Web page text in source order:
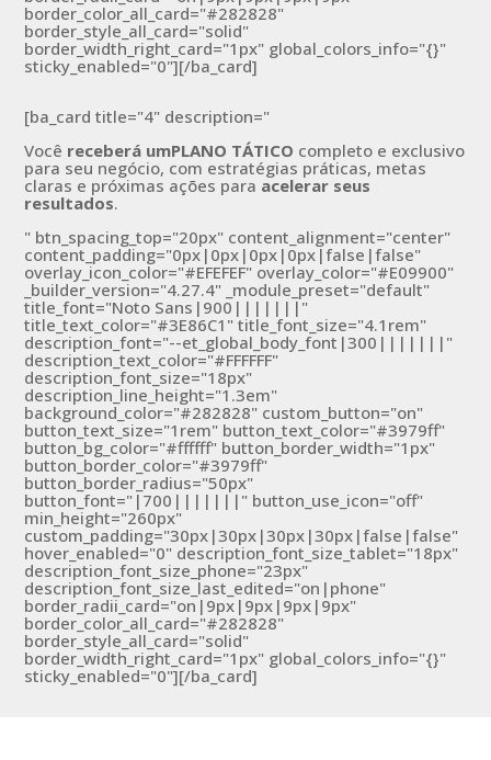
border_color_all_card="#282828"
border_style_all_card="solid"
border_width_right_card="1px" global_colors_info="{}"
sticky_enabled="0"][/ba_card]
[ba_card title="4" description="
Você receberá umPLANO TÁTICO completo e exclusivo
para seu negócio, com estratégias práticas, metas
claras e próximas ações para acelerar seus
resultados.
" btn_spacing_top="20px" content_alignment="center"
content_padding="0px|0px|0px|0px|false|false"
overlay_icon_color="#EFEFEF" overlay_color="#E09900"
_builder_version="4.27.4" _module_preset="default"
title_font="Noto Sans|900|||||||"
title_text_color="#3E86C1" title_font_size="4.1rem"
description_font="--et_global_body_font|300|||||||"
description_text_color="#FFFFFF"
description_font_size="18px"
description_line_height="1.3em"
background_color="#282828" custom_button="on"
button_text_size="1rem" button_text_color="#3979ff"
button_bg_color="#ffffff" button_border_width="1px"
button_border_color="#3979ff"
button_border_radius="50px"
button_font="|700|||||||" button_use_icon="off"
min_height="260px"
custom_padding="30px|30px|30px|30px|false|false"
hover_enabled="0" description_font_size_tablet="18px"
description_font_size_phone="23px"
description_font_size_last_edited="on|phone"
border_radii_card="on|9px|9px|9px|9px"
border_color_all_card="#282828"
border_style_all_card="solid"
border_width_right_card="1px" global_colors_info="{}"
sticky_enabled="0"][/ba_card]